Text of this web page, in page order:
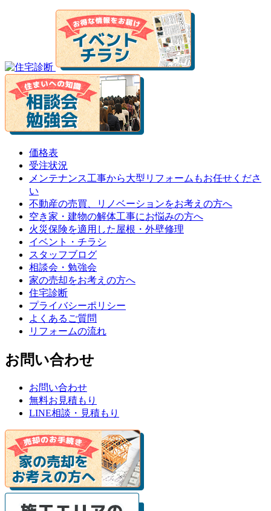
価格表
受注状況
メンテナンス工事から大型リフォームもお任せくださ
い
不動産の売買、リノベーションをお考えの方へ
空き家・建物の解体工事にお悩みの方へ
火災保険を適用した屋根・外壁修理
イベント・チラシ
スタッフブログ
相談会・勉強会
家の売却をお考えの方へ
住宅診断
プライバシーポリシー
よくあるご質問
リフォームの流れ
お問い合わせ
お問い合わせ
無料お見積もり
LINE相談・見積もり